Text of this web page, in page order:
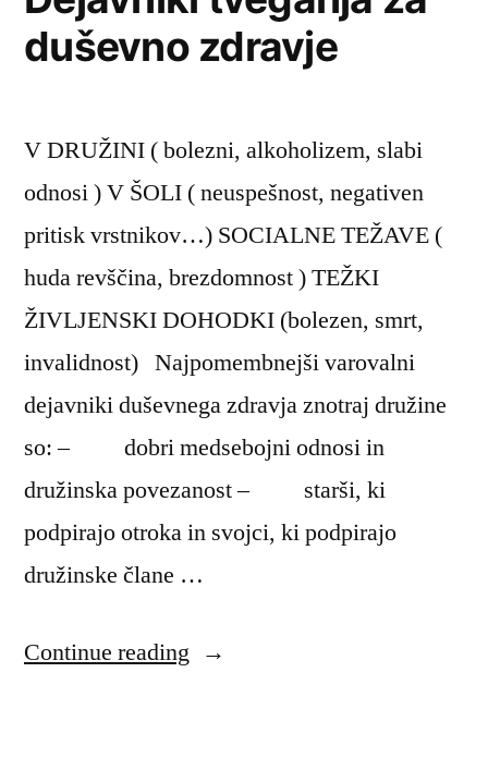
duševno zdravje
V DRUŽINI ( bolezni, alkoholizem, slabi
odnosi ) V ŠOLI ( neuspešnost, negativen
pritisk vrstnikov…) SOCIALNE TEŽAVE (
huda revščina, brezdomnost ) TEŽKI
ŽIVLJENSKI DOHODKI (bolezen, smrt,
invalidnost) Najpomembnejši varovalni
dejavniki duševnega zdravja znotraj družine
so: – dobri medsebojni odnosi in
družinska povezanost – starši, ki
podpirajo otroka in svojci, ki podpirajo
družinske člane …
Continue reading “Dejavniki